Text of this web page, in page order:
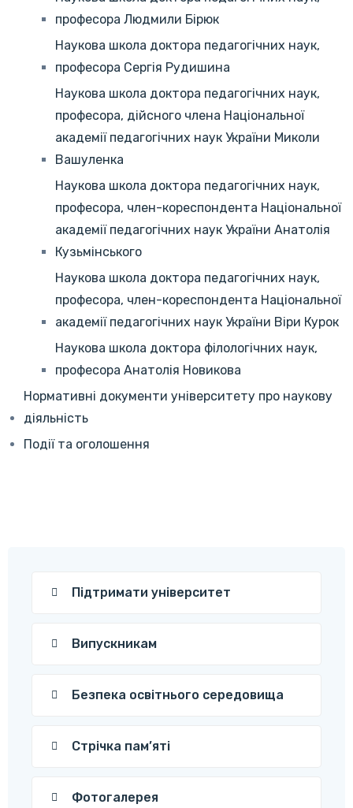
професора Людмили Бірюк
Наукова школа доктора педагогічних наук,
професора Сергія Рудишина
Наукова школа доктора педагогічних наук,
професора, дійсного члена Національної
академії педагогічних наук України Миколи
Вашуленка
Наукова школа доктора педагогічних наук,
професора, член-кореспондента Національної
академії педагогічних наук України Анатолія
Кузьмінського
Наукова школа доктора педагогічних наук,
професора, член-кореспондента Національної
академії педагогічних наук України Віри Курок
Наукова школа доктора філологічних наук,
професора Анатолія Новикова
Нормативні документи університету про наукову
діяльність
Події та оголошення
Підтримати університет
Випускникам
Безпека освітнього середовища
Стрічка пам’яті
Фотогалерея